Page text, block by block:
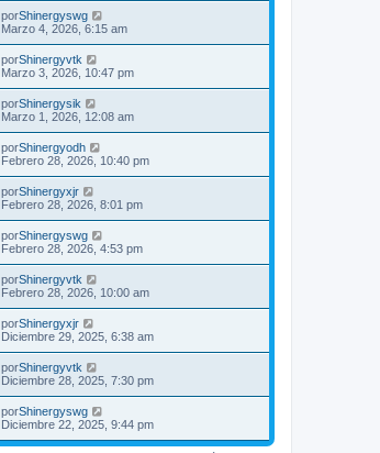
porShinergyswg
Marzo 4, 2026, 6:15 am
porShinergyvtk
Marzo 3, 2026, 10:47 pm
porShinergysik
Marzo 1, 2026, 12:08 am
porShinergyodh
Febrero 28, 2026, 10:40 pm
porShinergyxjr
Febrero 28, 2026, 8:01 pm
porShinergyswg
Febrero 28, 2026, 4:53 pm
porShinergyvtk
Febrero 28, 2026, 10:00 am
porShinergyxjr
Diciembre 29, 2025, 6:38 am
porShinergyvtk
Diciembre 28, 2025, 7:30 pm
porShinergyswg
Diciembre 22, 2025, 9:44 pm